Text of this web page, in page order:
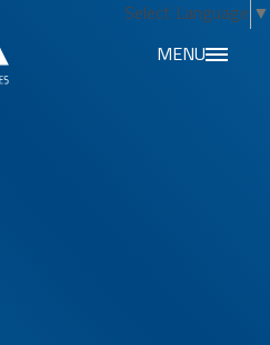
Select Language ▼
MENU